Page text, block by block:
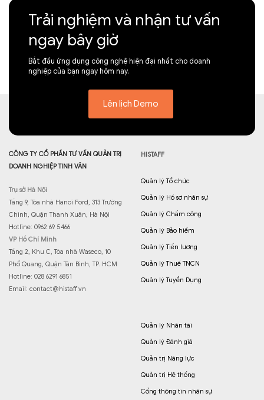
Trải nghiệm và nhận tư vấn
ngay bây giờ
Bắt đầu ứng dụng công nghệ hiện đại nhất cho doanh
nghiệp của bạn ngay hôm nay.
Lên lịch Demo
CÔNG TY CỔ PHẦN TƯ VẤN QUẢN TRỊ
DOANH NGHIỆP TINH VÂN
Trụ sở Hà Nội
Tầng 9, Tòa nhà Hanoi Ford, 313 Trường
Chinh, Quận Thanh Xuân, Hà Nội
Hotline: 0962 69 5466
VP Hồ Chí Minh
Tầng 2, Khu C, Tòa nhà Waseco, 10
Phổ Quang, Quận Tân Bình, TP. HCM
Hotline: 028 6291 6851
Email: contact@histaff.vn
HISTAFF
Quản lý Tổ chức
Quản lý Hồ sơ nhân sự
Quản lý Chấm công
Quản lý Bảo hiểm
Quản lý Tiền lương
Quản lý Thuế TNCN
Quản lý Tuyển Dụng
Quản lý Nhân tài
Quản lý Đánh giá
Quản trị Năng lực
Quản trị Hệ thống
Cổng thông tin nhân sự